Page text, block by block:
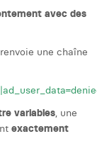
avec des
renvoie une chaîne
variables, une
exactement